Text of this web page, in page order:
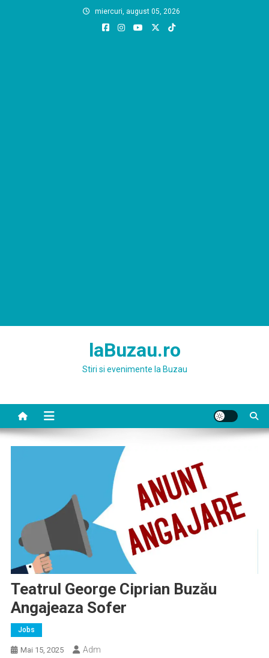
miercuri, august 05, 2026
laBuzau.ro
Stiri si evenimente la Buzau
Teatrul George Ciprian Buzău
Angajeaza Sofer
Jobs
Mai 15, 2025 Adm